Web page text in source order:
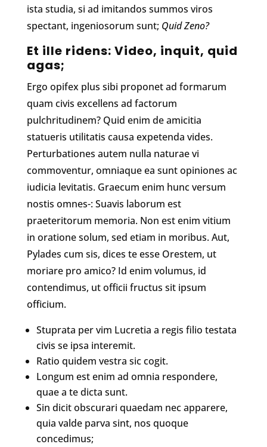
ista studia, si ad imitandos summos viros
spectant, ingeniosorum sunt; Quid Zeno?
Et ille ridens: Video, inquit, quid
agas;
Ergo opifex plus sibi proponet ad formarum
quam civis excellens ad factorum
pulchritudinem? Quid enim de amicitia
statueris utilitatis causa expetenda vides.
Perturbationes autem nulla naturae vi
commoventur, omniaque ea sunt opiniones ac
iudicia levitatis. Graecum enim hunc versum
nostis omnes-: Suavis laborum est
praeteritorum memoria. Non est enim vitium
in oratione solum, sed etiam in moribus. Aut,
Pylades cum sis, dices te esse Orestem, ut
moriare pro amico? Id enim volumus, id
contendimus, ut officii fructus sit ipsum
officium.
Stuprata per vim Lucretia a regis filio testata
civis se ipsa interemit.
Ratio quidem vestra sic cogit.
Longum est enim ad omnia respondere,
quae a te dicta sunt.
Sin dicit obscurari quaedam nec apparere,
quia valde parva sint, nos quoque
concedimus;